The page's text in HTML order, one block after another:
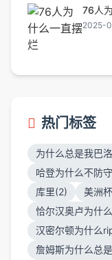
76人
2025-
热门标签
为什么总是我巴
哈登为什么不防
库里(2)
美洲
恰尔汉奥卢为什
汉密尔顿为什么
詹姆斯为什么总